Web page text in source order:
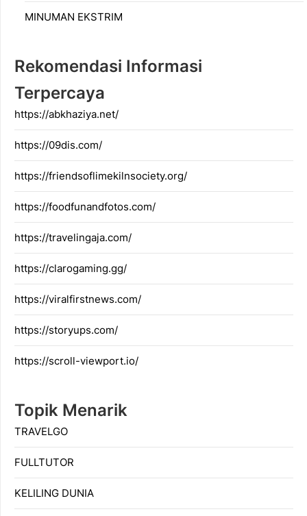
MINUMAN EKSTRIM
Rekomendasi Informasi
Terpercaya
https://abkhaziya.net/
https://09dis.com/
https://friendsoflimekilnsociety.org/
https://foodfunandfotos.com/
https://travelingaja.com/
https://clarogaming.gg/
https://viralfirstnews.com/
https://storyups.com/
https://scroll-viewport.io/
Topik Menarik
TRAVELGO
FULLTUTOR
KELILING DUNIA